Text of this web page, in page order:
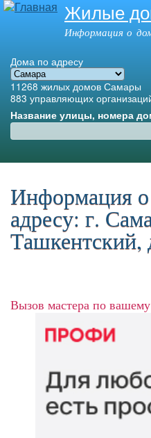
Перейти к
Жилые
Информация о
Дома по адресу
11268 жилых домов Самары
883 управляющих
Название улицы, номера
Информация
адресу: г.
Ташкентский,
Вызов мастера по